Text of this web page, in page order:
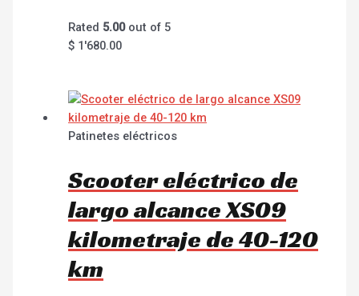
Rated 5.00out of 5
$ 1'680.00
Patinetes eléctricos
Scooter eléctrico de
largo alcance XS09
kilometraje de 40-120
km